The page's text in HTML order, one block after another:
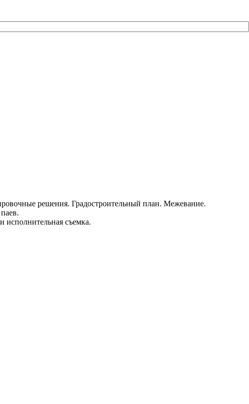
решения. Градостроительный план. Межевание.
исполнительная съемка.